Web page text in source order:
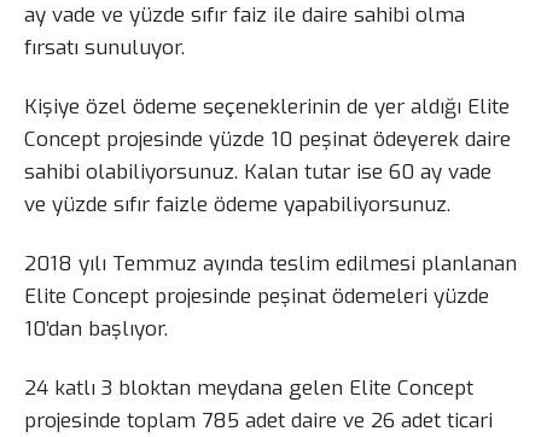
ay vade ve yüzde sıfır faiz ile daire sahibi olma
fırsatı sunuluyor.
Kişiye özel ödeme seçeneklerinin de yer aldığı Elite
Concept projesinde yüzde 10 peşinat ödeyerek daire
sahibi olabiliyorsunuz. Kalan tutar ise 60 ay vade
ve yüzde sıfır faizle ödeme yapabiliyorsunuz.
2018 yılı Temmuz ayında teslim edilmesi planlanan
Elite Concept projesinde peşinat ödemeleri yüzde
10’dan başlıyor.
24 katlı 3 bloktan meydana gelen Elite Concept
projesinde toplam 785 adet daire ve 26 adet ticari